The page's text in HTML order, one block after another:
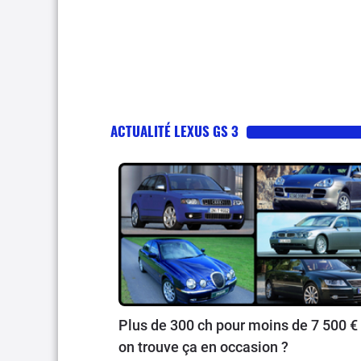
ACTUALITÉ LEXUS GS 3
Plus de 300 ch pour moins de 7 500 €
on trouve ça en occasion ?